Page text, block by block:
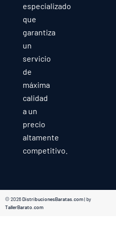
especializado
que
garantiza
un
servicio
de
máxima
calidad
a un
precio
altamente
competitivo.
© 2026DistribucionesBaratas.com| by
TallerBarato.com